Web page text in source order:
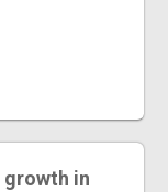
growth in